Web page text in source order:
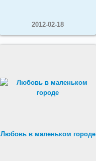
2012-02-18
Любовь в маленьком городе